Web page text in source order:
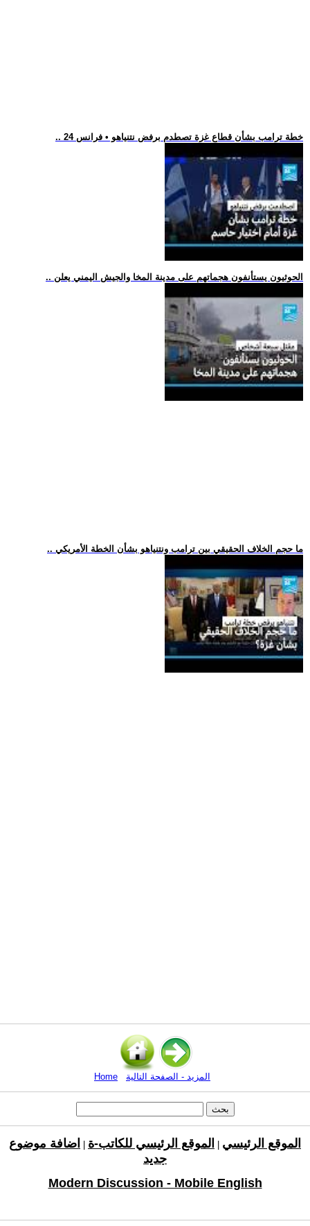
.. خطة ترامب بشأن قطاع غزة تصطدم برفض نتنياهو • فرانس 24
.. الحوثيون يستأنفون هجماتهم على مدينة المخا والجيش اليمني يعلن
.. ما حجم الخلاف الحقيقي بين ترامب ونتنياهو بشأن الخطة الأمريكي
Home المزيد - الصفحة التالية
الموقع الرئيسي الموقع الرئيسي للكاتب-ة
اضافة موضوع
جديد
Modern Discussion - Mobile English